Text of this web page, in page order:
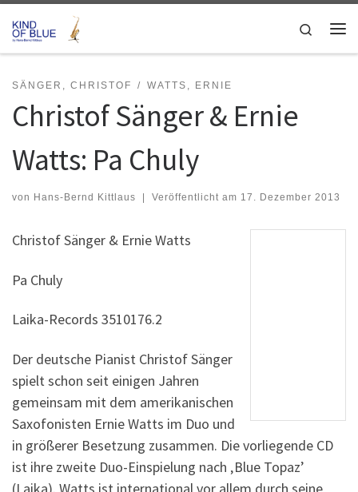
Zum Inhalt springen
Search
SÄNGER, CHRISTOF WATTS, ERNIE
Christof Sänger & Ernie
Watts: Pa Chuly
von Hans-Bernd Kittlaus Veröffentlicht am 17. Dezember 2013
Christof Sänger & Ernie Watts
Pa Chuly
Laika-Records 3510176.2
Der deutsche Pianist Christof Sänger
spielt schon seit einigen Jahren
gemeinsam mit dem amerikanischen
Saxofonisten Ernie Watts im Duo und
in größerer Besetzung zusammen. Die vorliegende CD
ist ihre zweite Duo-Einspielung nach ‚Blue Topaz’
(Laika). Watts ist international vor allem durch seine